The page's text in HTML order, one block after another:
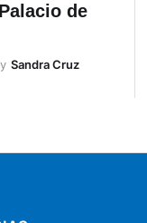
de
Sandra Cruz